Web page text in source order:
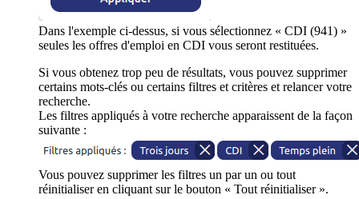
Dans l'exemple ci-dessus, si vous sélectionnez « CDI (941) »
seules les offres d'emploi en CDI vous seront restituées.
Si vous obtenez trop peu de résultats, vous pouvez supprimer
certains mots-clés ou certains filtres et critères et relancer votre
recherche.
Les filtres appliqués à votre recherche apparaissent de la façon
suivante :
Vous pouvez supprimer les filtres un par un ou tout
réinitialiser en cliquant sur le bouton « Tout réinitialiser ».